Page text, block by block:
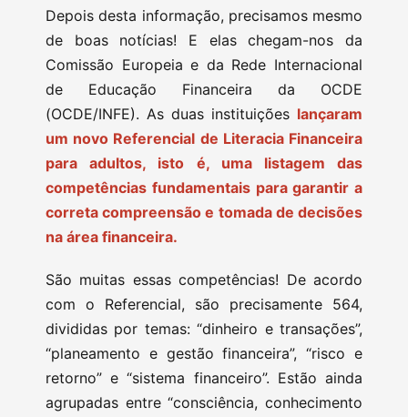
Depois desta informação, precisamos mesmo
de boas notícias! E elas chegam-nos da
Comissão Europeia e da Rede Internacional
de Educação Financeira da OCDE
(OCDE/INFE). As duas instituições lançaram
um novo Referencial de Literacia Financeira
para adultos, isto é, uma listagem das
competências fundamentais para garantir a
correta compreensão e tomada de decisões
na área financeira.
São muitas essas competências! De acordo
com o Referencial, são precisamente 564,
divididas por temas: “dinheiro e transações”,
“planeamento e gestão financeira”, “risco e
retorno” e “sistema financeiro”. Estão ainda
agrupadas entre “consciência, conhecimento